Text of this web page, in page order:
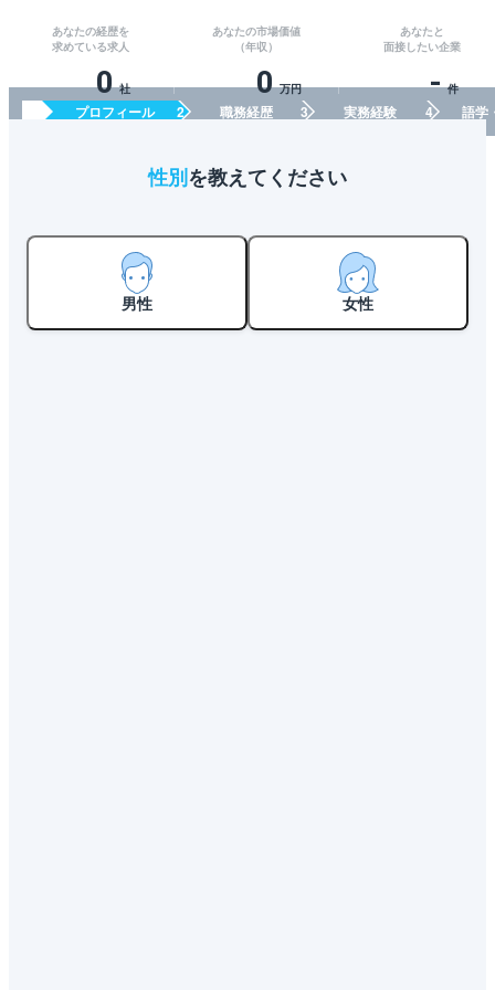
あなたの経歴を
求めている求人
0 社
あなたの市場価値
（年収）
0 万円
あなたと
面接したい企業
- 件
プロフィール 職務経歴 実務経験 語学
性別を教えてください
男性 女性